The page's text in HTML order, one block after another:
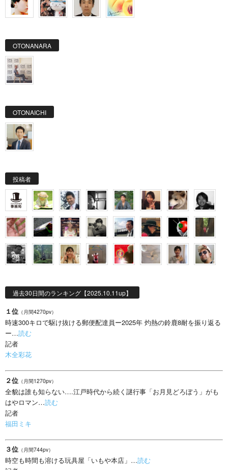
OTONANARA
OTONAICHI
投稿者
過去30日間のランキング【2025.10.11up】
１位 （月間4270pv）
時速300キロで駆け抜ける郵便配達員ー2025年 灼熱の鈴鹿8耐を振り返る
ー…読む
記者
木全彩花
２位 （月間1270pv）
全貌は誰も知らない….江戸時代から続く謎行事「お月見どろぼう」がも
はやロマン…読む
記者
福田ミキ
３位 （月間744pv）
時空も時間も溶ける玩具屋「いもや本店」…読む